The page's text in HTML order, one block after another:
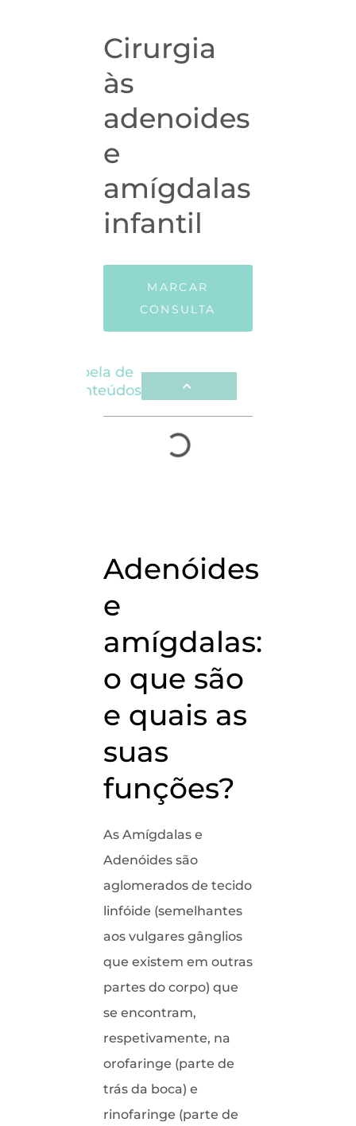
Cirurgia
às
adenoides
e
amígdalas
infantil
MARCAR
CONSULTA
Tabela de
Conteúdos
Adenóides
e
amígdalas:
o que são
e quais as
suas
funções?
As Amígdalas e
Adenóides são
aglomerados de tecido
linfóide (semelhantes
aos vulgares gânglios
que existem em outras
partes do corpo) que
se encontram,
respetivamente, na
orofaringe (parte de
trás da boca) e
rinofaringe (parte de